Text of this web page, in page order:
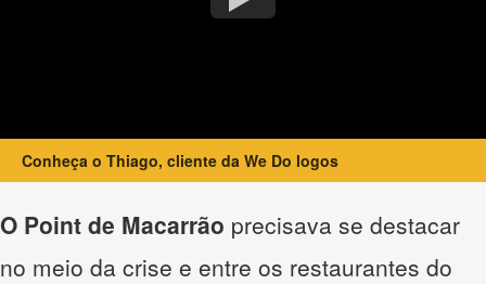
Conheça o Thiago, cliente da We Do logos
O Point de Macarrão precisava se destacar
no meio da crise e entre os restaurantes do